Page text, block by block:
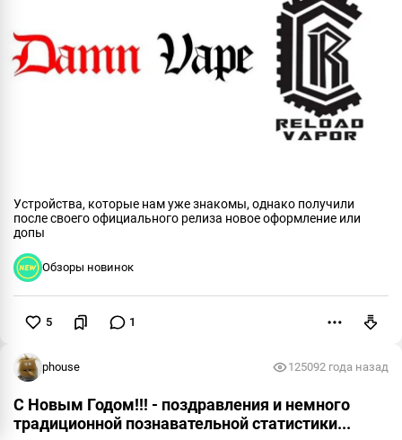
Устройства, которые нам уже знакомы, однако получили
после своего официального релиза новое оформление или
допы
Обзоры новинок
5 1
phouse 125092 года назад
С Новым Годом!!! - поздравления и немного
традиционной познавательной статистики...